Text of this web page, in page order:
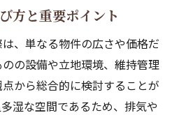
方と重要ポイント
、単なる物件の広さや価格だ
の設備や立地環境、維持管理
から総合的に検討することが
湿な空間であるため、排気や